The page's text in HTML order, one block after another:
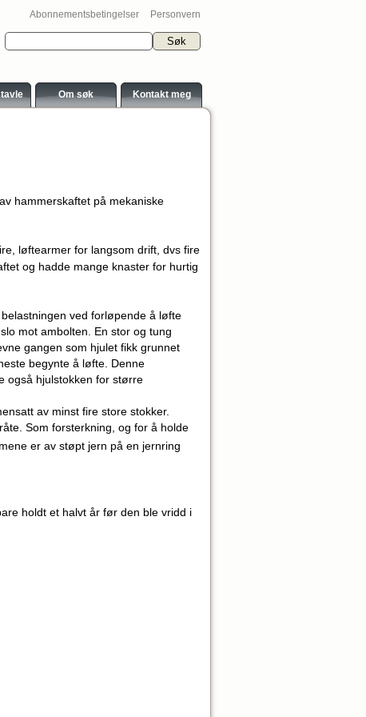
Abonnementsbetingelser Personvern
Om søk Kontakt meg
hammerskaftet på mekaniske
løftearmer for langsom drift, dvs fire
og hadde mange knaster for hurtig
ved forløpende å løfte
mot ambolten. En stor og tung
gangen som hjulet fikk grunnet
begynte å løfte. Denne
også hjulstokken for større
av minst fire store stokker.
Som forsterkning, og for å holde
er av støpt jern på en jernring
holdt et halvt år før den ble vridd i